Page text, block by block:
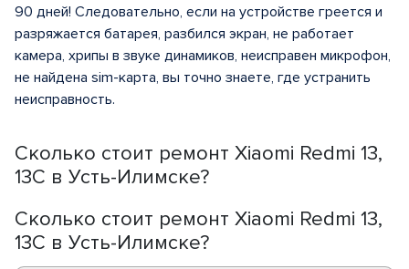
Сколько стоит ремонт Xiaomi Redmi 13,
13C в Усть-Илимске?
Сколько стоит ремонт Xiaomi Redmi 13,
13C в Усть-Илимске?
90 дней! Следовательно, если на устройстве греется и
разряжается батарея, разбился экран, не работает
камера, хрипы в звуке динамиков, неисправен микрофон,
не найдена sim-карта, вы точно знаете, где устранить
неисправность.